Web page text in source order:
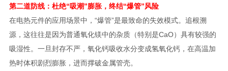
第二道防线：杜绝“吸潮”膨胀，终结“爆管”风险
在电热元件的应用场景中，“爆管”是最致命的失效模式。追根溯
源，这往往是因为普通氧化镁中的杂质（特别是CaO）具有较强的
吸湿性。一旦封存不严，氧化钙吸收水分变成氢氧化钙，在高温加
热时体积剧烈膨胀，进而撑破金属管壳。